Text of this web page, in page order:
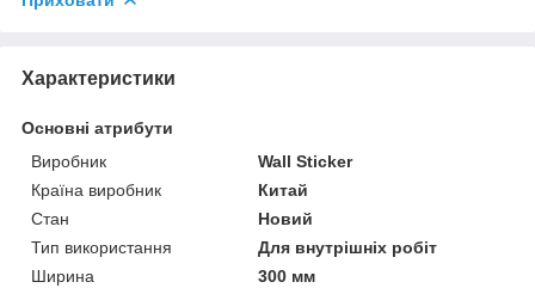
Характеристики
Основні атрибути
Виробник
Wall Sticker
Країна виробник
Китай
Стан
Новий
Тип використання
Для внутрішніх робіт
Ширина
300 мм